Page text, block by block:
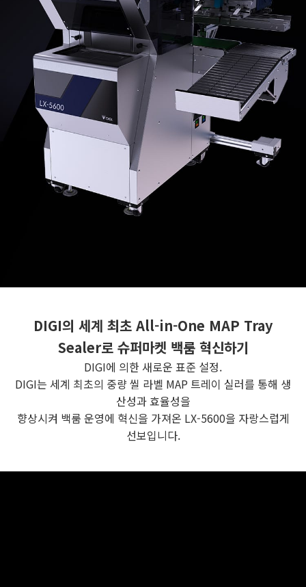
DIGI의 세계 최초 All-in-One MAP Tray
Sealer로 슈퍼마켓 백룸 혁신하기
DIGI에 의한 새로운 표준 설정.
DIGI는 세계 최초의 중량 씰 라벨 MAP 트레이 실러를 통해 생
산성과 효율성을
향상시켜 백룸 운영에 혁신을 가져온 LX-5600을 자랑스럽게
선보입니다.